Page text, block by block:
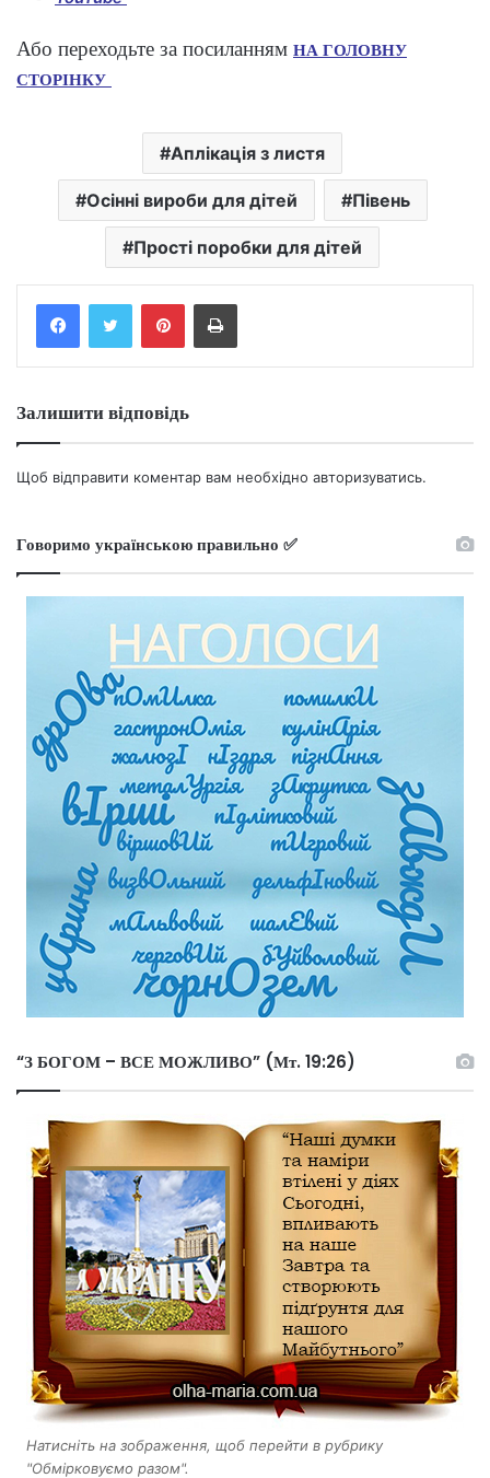
Або переходьте за посиланням НА ГОЛОВНУ
СТОРІНКУ
Аплікація з листя
Осінні вироби для дітей Півень
Прості поробки для дітей
FacebookTwitter PinterestPrint
Залишити відповідь
Щоб відправити коментар вам необхідно авторизуватись.
Говоримо українською правильно ✅
“З БОГОМ – ВСЕ МОЖЛИВО” (Мт. 19:26)
Натисніть на зображення, щоб перейти в рубрику
"Обмірковуємо разом".